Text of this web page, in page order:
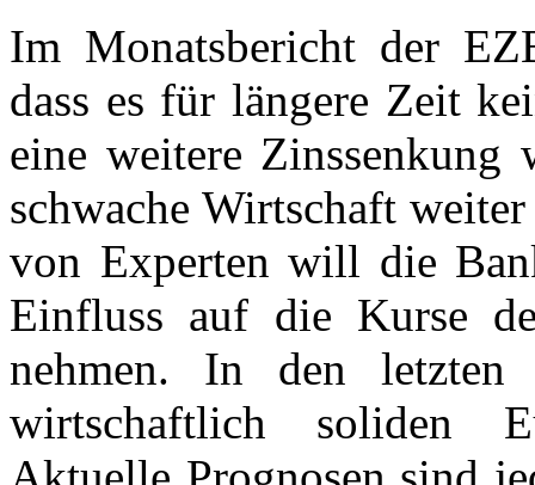
Im Monatsbericht der
dass es für längere Zeit
eine weitere
schwache Wirtschaft
von Experten will die
Einfluss auf die Kurse
nehmen. In den
wirtschaftlich soliden